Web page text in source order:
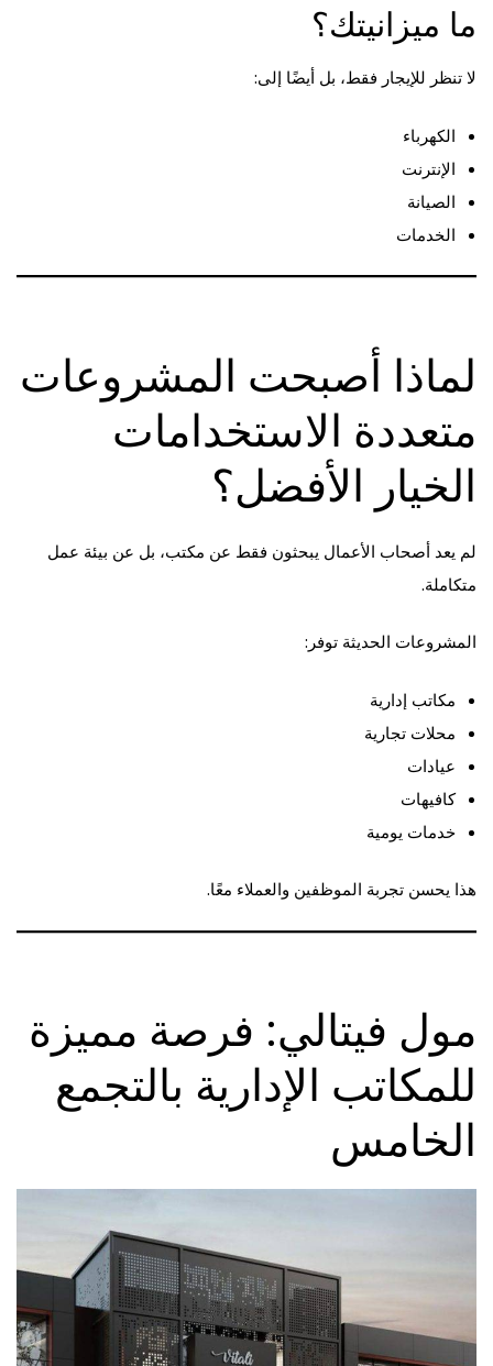
ما ميزانيتك؟
لا تنظر للإيجار فقط، بل أيضًا إلى:
الكهرباء
الإنترنت
الصيانة
الخدمات
لماذا أصبحت المشروعات
متعددة الاستخدامات
الخيار الأفضل؟
لم يعد أصحاب الأعمال يبحثون فقط عن مكتب، بل عن بيئة عمل
متكاملة.
المشروعات الحديثة توفر:
مكاتب إدارية
محلات تجارية
عيادات
كافيهات
خدمات يومية
هذا يحسن تجربة الموظفين والعملاء معًا.
مول فيتالي: فرصة مميزة
للمكاتب الإدارية بالتجمع
الخامس